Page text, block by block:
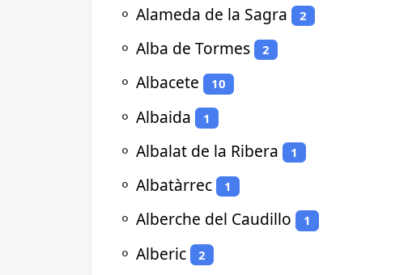
⚬ Alameda de la Sagra 2
⚬ Alba de Tormes 2
⚬ Albacete 10
⚬ Albaida 1
⚬ Albalat de la Ribera 1
⚬ Albatàrrec 1
⚬ Alberche del Caudillo 1
⚬ Alberic 2